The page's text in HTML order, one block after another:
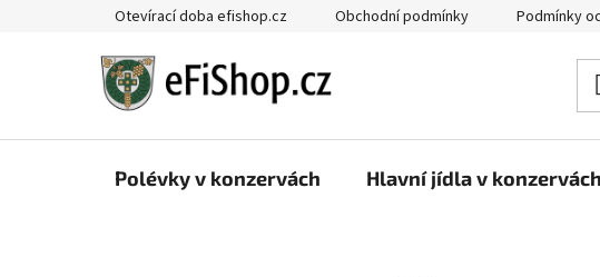
Otevírací doba efishop.cz Obchodní podmínky Podmínky
Polévky v konzervách Hlavní jídla v konzervách